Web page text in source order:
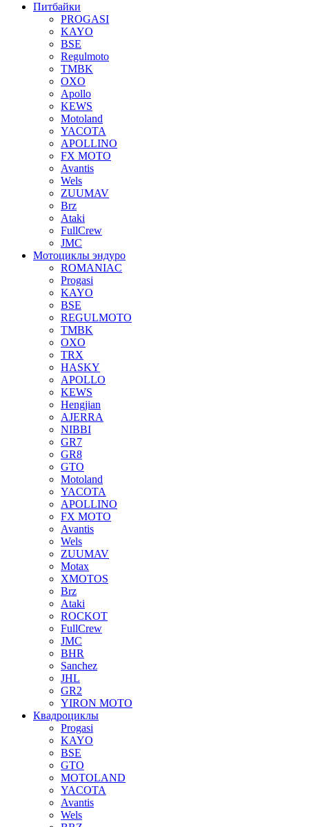
Питбайки
PROGASI
KAYO
BSE
Regulmoto
TMBK
OXO
Apollo
KEWS
Motoland
YACOTA
APOLLINO
FX MOTO
Avantis
Wels
ZUUMAV
Brz
Ataki
FullCrew
JMC
Мотоциклы эндуро
ROMANIAC
Progasi
KAYO
BSE
REGULMOTO
TMBK
OXO
TRX
HASKY
APOLLO
KEWS
Hengjian
AJERRA
NIBBI
GR7
GR8
GTO
Motoland
YACOTA
APOLLINO
FX MOTO
Avantis
Wels
ZUUMAV
Motax
XMOTOS
Brz
Ataki
ROCKOT
FullCrew
JMC
BHR
Sanchez
JHL
GR2
YIRON MOTO
Квадроциклы
Progasi
KAYO
BSE
GTO
MOTOLAND
YACOTA
Avantis
Wels